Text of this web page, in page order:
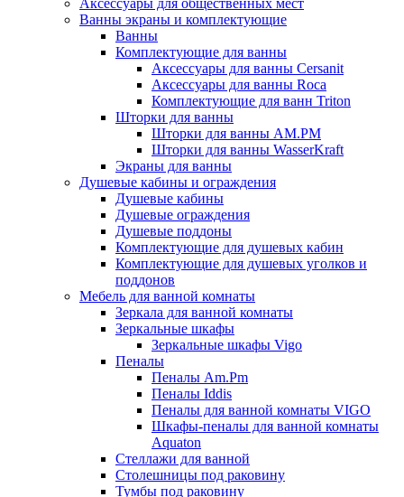
Аксессуары для общественных мест
Ванны экраны и комплектующие
Ванны
Комплектующие для ванны
Аксессуары для ванны Cersanit
Аксессуары для ванны Roca
Комплектующие для ванн Triton
Шторки для ванны
Шторки для ванны AM.PM
Шторки для ванны WasserKraft
Экраны для ванны
Душевые кабины и ограждения
Душевые кабины
Душевые ограждения
Душевые поддоны
Комплектующие для душевых кабин
Комплектующие для душевых уголков и
поддонов
Мебель для ванной комнаты
Зеркала для ванной комнаты
Зеркальные шкафы
Зеркальные шкафы Vigo
Пеналы
Пеналы Am.Pm
Пеналы Iddis
Пеналы для ванной комнаты VIGO
Шкафы-пеналы для ванной комнаты
Aquaton
Стеллажи для ванной
Столешницы под раковину
Тумбы под раковину